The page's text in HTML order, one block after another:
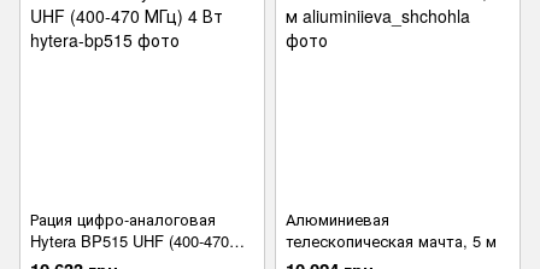
Рация цифро-аналоговая
Hytera BP515 UHF (400-470
МГц) 4 Вт
Алюминиевая
телескопическая мачта, 5 м